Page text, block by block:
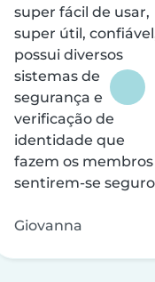
super fácil de usar,
super útil,
possui diversos
sistemas de
segurança e
verificação de
identidade que
fazem os membros
sentirem-se
Giovanna